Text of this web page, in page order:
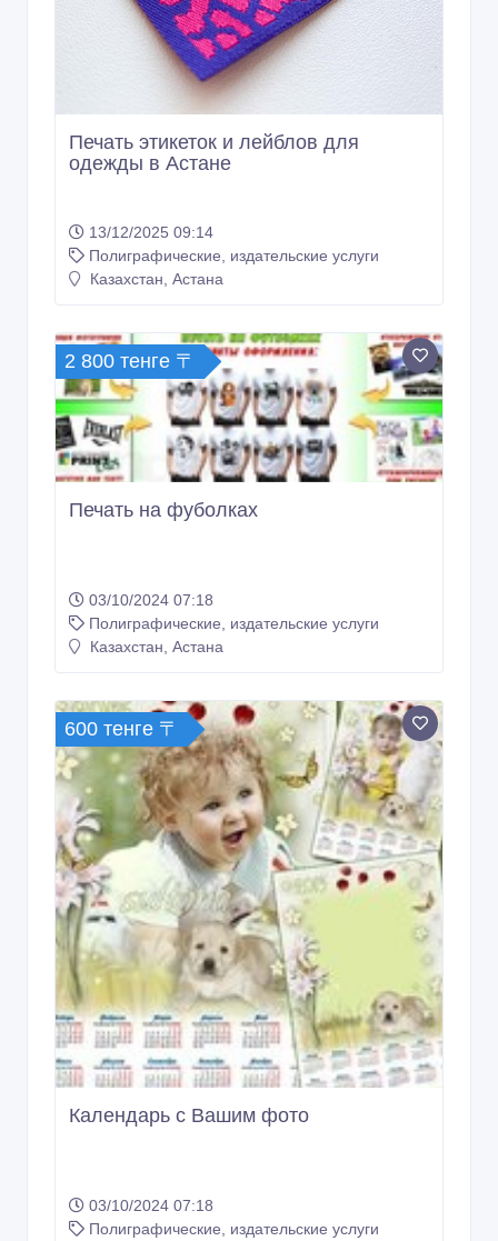
Печать этикеток и лейблов для
одежды в Астане
13/12/2025 09:14
Полиграфические, издательские услуги
Казахстан, Астана
2 800 тенге 〒
Печать на фуболках
03/10/2024 07:18
Полиграфические, издательские услуги
Казахстан, Астана
600 тенге 〒
Календарь с Вашим фото
03/10/2024 07:18
Полиграфические, издательские услуги